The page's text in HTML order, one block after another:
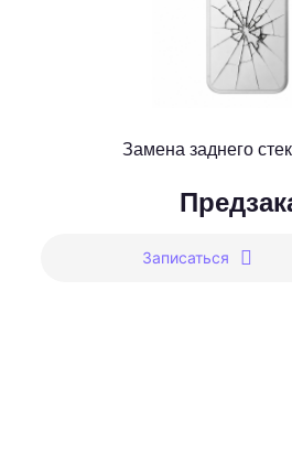
Замена заднего
Записаться